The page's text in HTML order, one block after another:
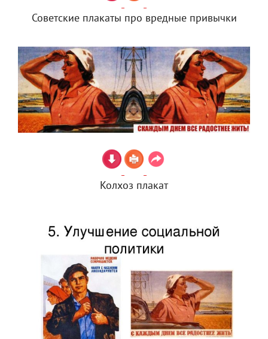
Советские плакаты про вредные привычки
Колхоз плакат